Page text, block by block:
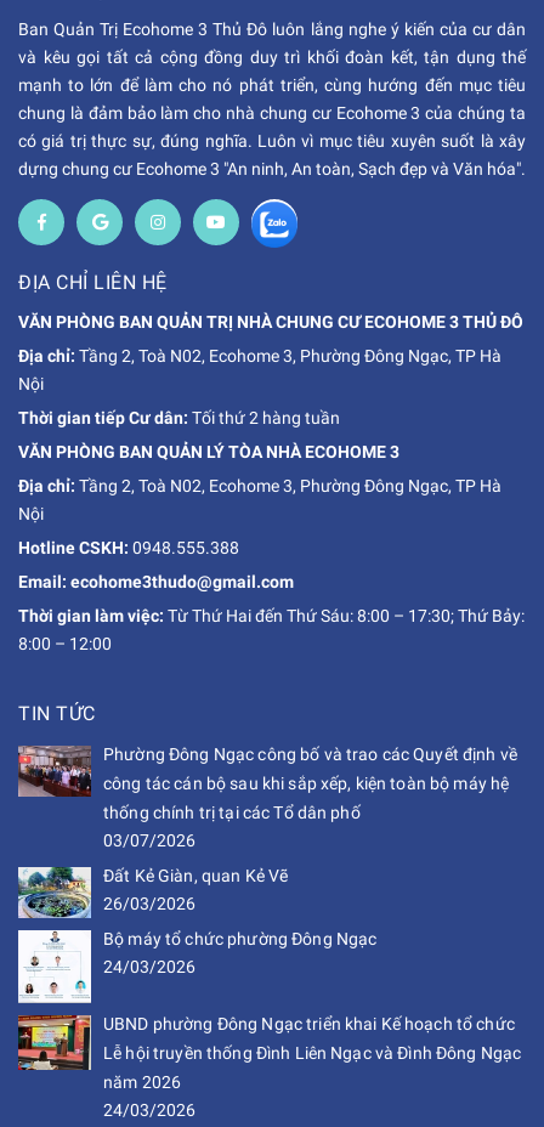
Ban Quản Trị Ecohome 3 Thủ Đô luôn lắng nghe ý kiến của cư dân
và kêu gọi tất cả cộng đồng duy trì khối đoàn kết, tận dụng thế
mạnh to lớn để làm cho nó phát triển, cùng hướng đến mục tiêu
chung là đảm bảo làm cho nhà chung cư Ecohome 3 của chúng ta
có giá trị thực sự, đúng nghĩa. Luôn vì mục tiêu xuyên suốt là xây
dựng chung cư Ecohome 3 "An ninh, An toàn, Sạch đẹp và Văn hóa".
ĐỊA CHỈ LIÊN HỆ
VĂN PHÒNG BAN QUẢN TRỊ NHÀ CHUNG CƯ ECOHOME 3 THỦ ĐÔ
Địa chỉ: Tầng 2, Toà N02, Ecohome 3, Phường Đông Ngạc, TP Hà
Nội
Thời gian tiếp Cư dân: Tối thứ 2 hàng tuần
VĂN PHÒNG BAN QUẢN LÝ TÒA NHÀ ECOHOME 3
Địa chỉ: Tầng 2, Toà N02, Ecohome 3, Phường Đông Ngạc, TP Hà
Nội
Hotline CSKH: 0948.555.388
Email: ecohome3thudo@gmail.com
Thời gian làm việc: Từ Thứ Hai đến Thứ Sáu: 8:00 – 17:30; Thứ Bảy:
8:00 – 12:00
TIN TỨC
Phường Đông Ngạc công bố và trao các Quyết định về
công tác cán bộ sau khi sắp xếp, kiện toàn bộ máy hệ
thống chính trị tại các Tổ dân phố
03/07/2026
Đất Kẻ Giàn, quan Kẻ Vẽ
26/03/2026
Bộ máy tổ chức phường Đông Ngạc
24/03/2026
UBND phường Đông Ngạc triển khai Kế hoạch tổ chức
Lễ hội truyền thống Đình Liên Ngạc và Đình Đông Ngạc
năm 2026
24/03/2026